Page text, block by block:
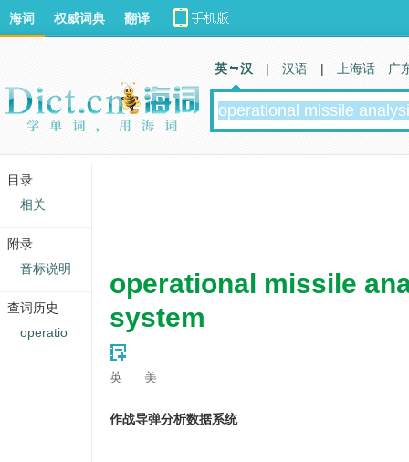
operational missile
system
英 美
作战导弹分析数据系统
海词 权威词典 翻译
英 汉 | 汉语 | 上海话 广
目录
相关
附录
音标说明
查词历史
operatio